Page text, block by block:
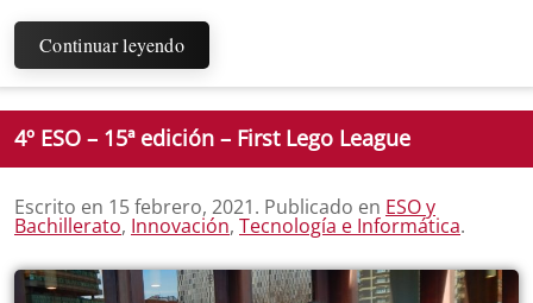
Continuar leyendo
4º ESO – 15ª edición – First Lego League
Escrito en 15 febrero, 2021. Publicado en ESO y
Bachillerato, Innovación, Tecnología e Informática.